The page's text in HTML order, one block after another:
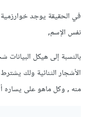
في الحقيقة يوجد خوارزمية
نفس الإسم,
بالنسبة إلى هيكل
الأشجار الثنائية ولك
منه , وكل ماهو على يساره